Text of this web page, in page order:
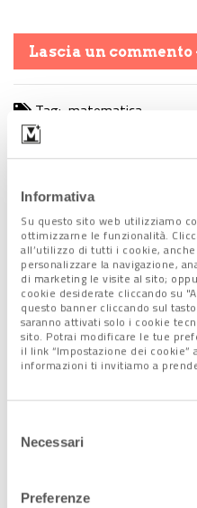
Informativa
Su questo sito web utilizziamo
ottimizzarne le funzionalità.
all’utilizzo di tutti i cookie,
personalizzare la navigazione,
di marketing le visite al sito;
cookie desiderate cliccando su
questo banner cliccando sul
saranno attivati solo i cookie
sito. Potrai modificare le tue
il link “Impostazione dei cookie”
informazioni ti invitiamo a
delNecessari
Preferenze
Lascia un commento
Tag: matematica
Share on Facebook
Share on Twitter
Share on E-Mail
Share on WhatsApp
Share on Telegram
Seguici sui
social:
Follow us
Follow us